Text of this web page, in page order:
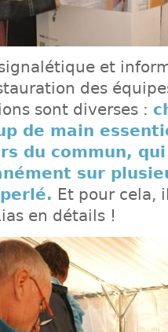
et
des
sont diverses :
de main
du commun,
sur
Et pour cela,
en détails !